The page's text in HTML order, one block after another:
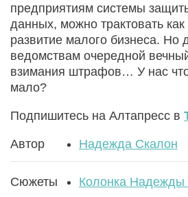
предприятиям системы
данных, можно трактовать
развитие малого бизнеса. Но
ведомствам очередной
взимания штрафов… У нас
мало?
Подпишитесь на Алтапресс в
Автор Надежда Скалон
Сюжеты Колонка Надежды